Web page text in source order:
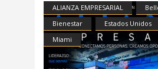
ALIANZA EMPRESARIAL
Bienestar
Estados Unidos
Miami